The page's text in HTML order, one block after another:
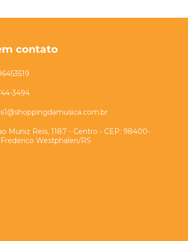
contato
3494
Muniz Reis, 1187 - Centro - CEP: 98400-
Westphalen/RS